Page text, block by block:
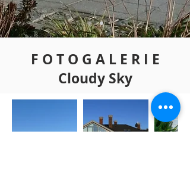
F O T O G A L E R I E
Cloudy Sky